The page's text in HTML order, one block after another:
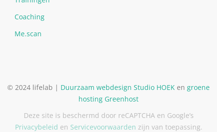
Coaching
Me.scan
© 2024 lifelab | Duurzaam webdesign Studio HOEK en groene
hosting Greenhost
Deze site is beschermd door reCAPTCHA en Google’s
Privacybeleid en Servicevoorwaarden zijn van toepassing.